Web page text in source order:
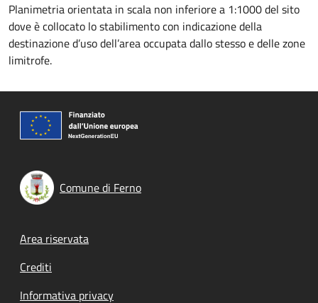
Planimetria orientata in scala non inferiore a 1:1000 del sito
dove è collocato lo stabilimento con indicazione della
destinazione d’uso dell’area occupata dallo stesso e delle zone
limitrofe.
Comune di Ferno
Footer menu
Area riservata
Crediti
Informativa privacy